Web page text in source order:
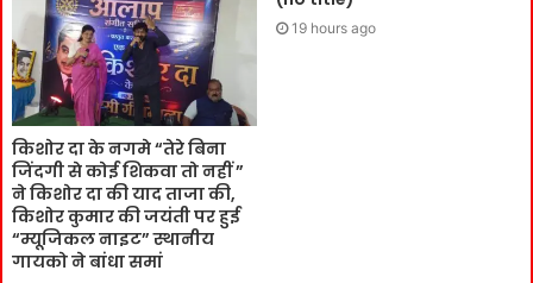
किशोर दा के नगमे “तेरे बिना
जिंदगी से कोई शिकवा तो नहीं ”
ने किशोर दा की याद ताजा की,
किशोर कुमार की जयंती पर हुई
“म्यूजिकल नाइट” स्थानीय
गायको ने बांधा समां
19 hours ago